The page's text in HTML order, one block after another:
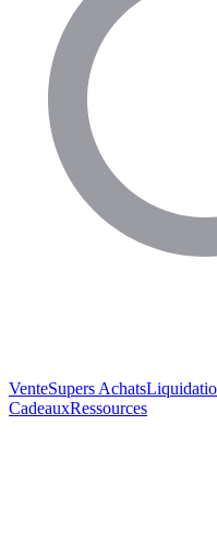
VenteSupers Achats
CadeauxRessources